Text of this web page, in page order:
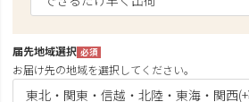
須)
届先地域選択
(必
須)
お届け先の地域を選択してください。